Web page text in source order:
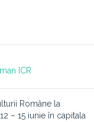
ICR
Române la
– 15 iunie în capitala